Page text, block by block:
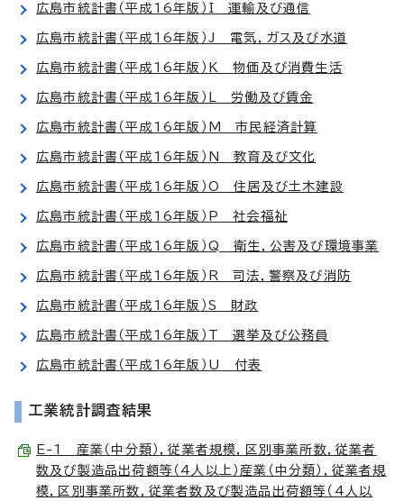
広島市統計書（平成16年版）I 運輸及び通信
広島市統計書（平成16年版）J 電気，ガス及び水道
広島市統計書（平成16年版）K 物価及び消費生活
広島市統計書（平成16年版）L 労働及び賃金
広島市統計書（平成16年版）M 市民経済計算
広島市統計書（平成16年版）N 教育及び文化
広島市統計書（平成16年版）O 住居及び土木建設
広島市統計書（平成16年版）P 社会福祉
広島市統計書（平成16年版）Q 衛生，公害及び環境事業
広島市統計書（平成16年版）R 司法，警察及び消防
広島市統計書（平成16年版）S 財政
広島市統計書（平成16年版）T 選挙及び公務員
広島市統計書（平成16年版）U 付表
工業統計調査結果
E-1 産業（中分類），従業者規模，区別事業所数，従業者
数及び製造品出荷額等（4人以上）産業（中分類），従業者規
模，区別事業所数，従業者数及び製造品出荷額等（4人以